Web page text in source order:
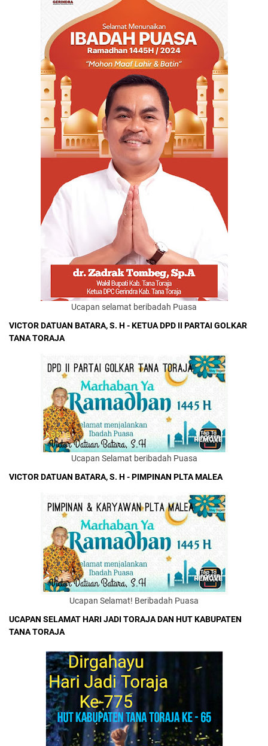
Ucapan selamat beribadah Puasa
VICTOR DATUAN BATARA, S. H - KETUA DPD II PARTAI GOLKAR
TANA TORAJA
Ucapan Selamat beribadah Puasa
VICTOR DATUAN BATARA, S. H - PIMPINAN PLTA MALEA
Ucapan Selamat! Beribadah Puasa
UCAPAN SELAMAT HARI JADI TORAJA DAN HUT KABUPATEN
TANA TORAJA